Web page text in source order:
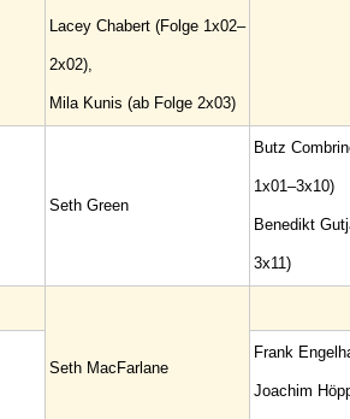
Lacey Chabert (Folge 1x02–
2x02),
Mila Kunis (ab Folge 2x03)
Seth Green
Butz
1x01–3x10)
Benedikt
3x11)
Seth MacFarlane
Frank
Joachim